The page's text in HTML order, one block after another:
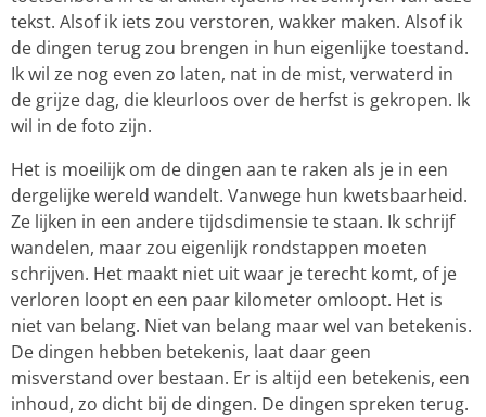
tekst. Alsof ik iets zou verstoren, wakker maken. Alsof ik
de dingen terug zou brengen in hun eigenlijke toestand.
Ik wil ze nog even zo laten, nat in de mist, verwaterd in
de grijze dag, die kleurloos over de herfst is gekropen. Ik
wil in de foto zijn.
Het is moeilijk om de dingen aan te raken als je in een
dergelijke wereld wandelt. Vanwege hun kwetsbaarheid.
Ze lijken in een andere tijdsdimensie te staan. Ik schrijf
wandelen, maar zou eigenlijk rondstappen moeten
schrijven. Het maakt niet uit waar je terecht komt, of je
verloren loopt en een paar kilometer omloopt. Het is
niet van belang. Niet van belang maar wel van betekenis.
De dingen hebben betekenis, laat daar geen
misverstand over bestaan. Er is altijd een betekenis, een
inhoud, zo dicht bij de dingen. De dingen spreken terug.